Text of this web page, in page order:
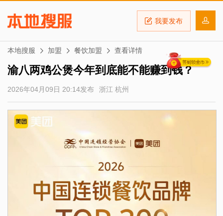
我要发布
本地搜服 加盟 餐饮加盟 查看详情
渝八两鸡公煲今年到底能不能赚到钱？
2026年04月09日 20:14发布 浙江 杭州